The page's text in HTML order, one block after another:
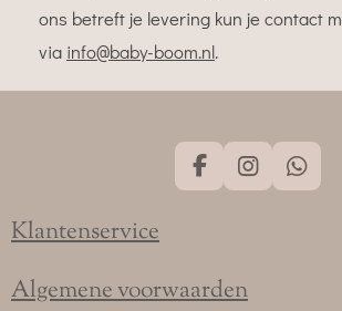
ons betreft je levering kun je contact
via info@baby-boom.nl.
F
a
o
I
n
g
W
h
Klantenservice
Algemene voorwaarden